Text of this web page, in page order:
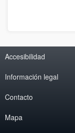
Accesibilidad
Información legal
Contacto
Mapa